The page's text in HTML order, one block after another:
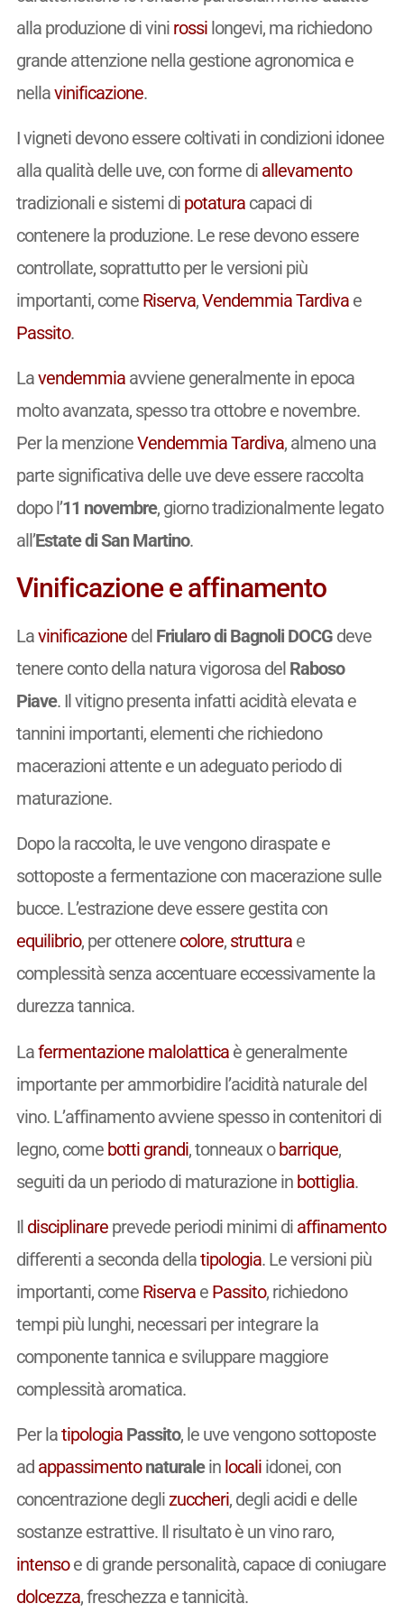
alla produzione di vini rossilongevi, ma richiedono
grande attenzione nella gestione agronomica e
nellavinificazione.
I vigneti devono essere coltivati in condizioni idonee
alla qualità delle uve, con forme di allevamento
tradizionali e sistemi di potaturacapaci di
contenere la produzione. Le rese devono essere
controllate, soprattutto per le versioni più
importanti, come Riserva,Vendemmia Tardivae
Passito.
Lavendemmiaavviene generalmente in epoca
molto avanzata, spesso tra ottobre e novembre.
Per la menzioneVendemmia Tardiva, almeno una
parte significativa delle uve deve essere raccolta
dopo l’11 novembre, giorno tradizionalmente legato
all’Estate di San Martino.
Vinificazione e affinamento
Lavinificazionedel Friularo di Bagnoli DOCGdeve
tenere conto della natura vigorosa del Raboso
Piave. Il vitigno presenta infatti acidità elevata e
tannini importanti, elementi che richiedono
macerazioni attente e un adeguato periodo di
maturazione.
Dopo la raccolta, le uve vengono diraspate e
sottoposte a fermentazione con macerazione sulle
bucce. L’estrazione deve essere gestita con
equilibrio, per ottenere colore, strutturae
complessità senza accentuare eccessivamente la
durezza tannica.
Lafermentazione malolatticaè generalmente
importante per ammorbidire l’acidità naturale del
vino. L’affinamento avviene spesso in contenitori di
legno, come botti grandi, tonneaux obarrique,
seguiti da un periodo di maturazione in bottiglia.
Il disciplinareprevede periodi minimi di affinamento
differenti a seconda dellatipologia. Le versioni più
importanti, come Riservae Passito, richiedono
tempi più lunghi, necessari per integrare la
componente tannica e sviluppare maggiore
complessità aromatica.
Per latipologia Passito, le uve vengono sottoposte
ad appassimentonaturalein localiidonei, con
concentrazione deglizuccheri, degli acidi e delle
sostanze estrattive. Il risultato è un vino raro,
intensoe di grande personalità, capace di coniugare
dolcezza, freschezza e tannicità.